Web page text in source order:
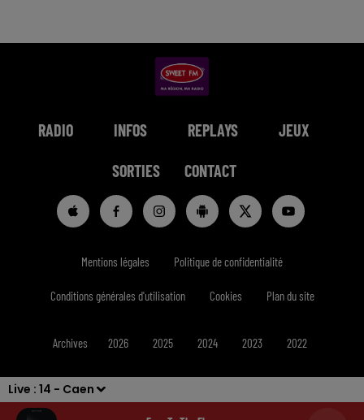
Live : 14 - Caen
RADIO INFOS REPLAYS JEUX
SORTIES CONTACT
Mentions légales Politique de confidentialité
Conditions générales d'utilisation Cookies Plan du site
Archives 2026 2025 2024 2023 2022